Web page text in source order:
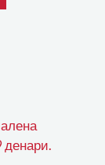
денари.